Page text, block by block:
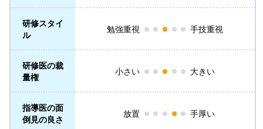
研修スタイ
ル
勉強重視 手技重視
研修医の裁
量権
小さい 大きい
指導医の面
倒見の良さ
放置 手厚い